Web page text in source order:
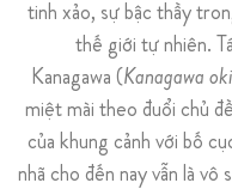
tinh xảo, sự bậc thầy
thế giới tự nhiên.
Kanagawa (Kanagawa
miệt mài theo đuổi chủ
của khung cảnh với bố
nhã cho đến nay vẫn là